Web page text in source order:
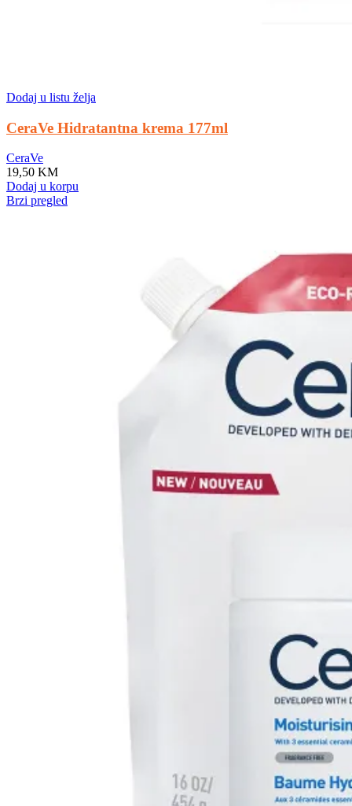
Dodaj u listu želja
CeraVe Hidratantna krema 177ml
CeraVe
19,50 KM
Dodaj u korpu
Brzi pregled